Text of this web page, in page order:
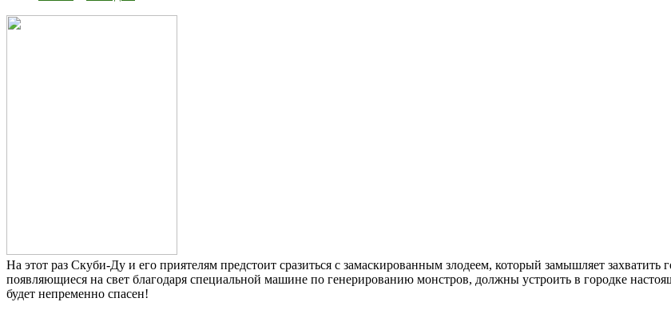
На этот раз Скуби-Ду и его приятелям предстоит сразиться с замаскированным злодеем, который замышляет
появляющиеся на свет благодаря специальной машине по генерированию монстров, должны устроить в городке
будет непременно спасен!